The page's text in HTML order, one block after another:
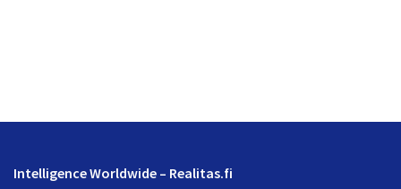
Intelligence Worldwide – Realitas.fi